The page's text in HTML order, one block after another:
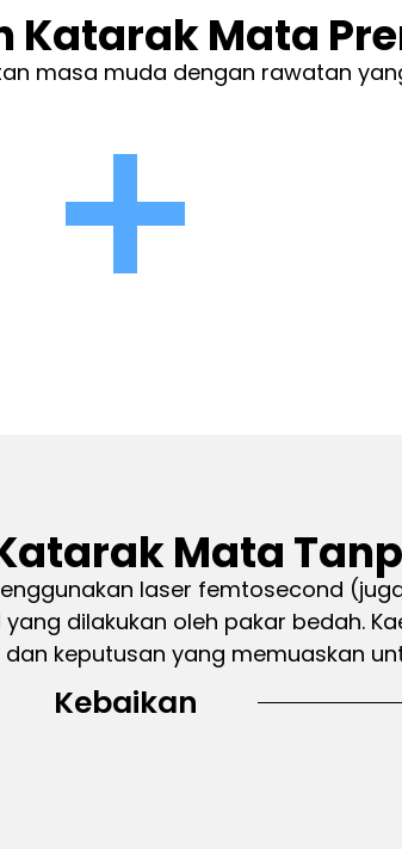
Katarak Mata
masa muda dengan rawatan
Mata
laser femtosecond
dilakukan oleh pakar bedah.
keputusan yang memuaskan
Kebaikan